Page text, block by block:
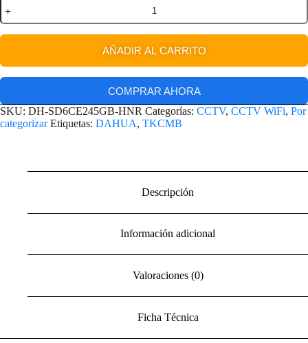
AÑADIR AL CARRITO
COMPRAR AHORA
SKU: DH-SD6CE245GB-HNR Categorías: CCTV, CCTV WiFi, Por
categorizar Etiquetas: DAHUA, TKCMB
Descripción
Información adicional
Valoraciones (0)
Ficha Técnica